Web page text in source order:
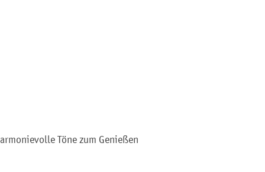
Töne zum Genießen